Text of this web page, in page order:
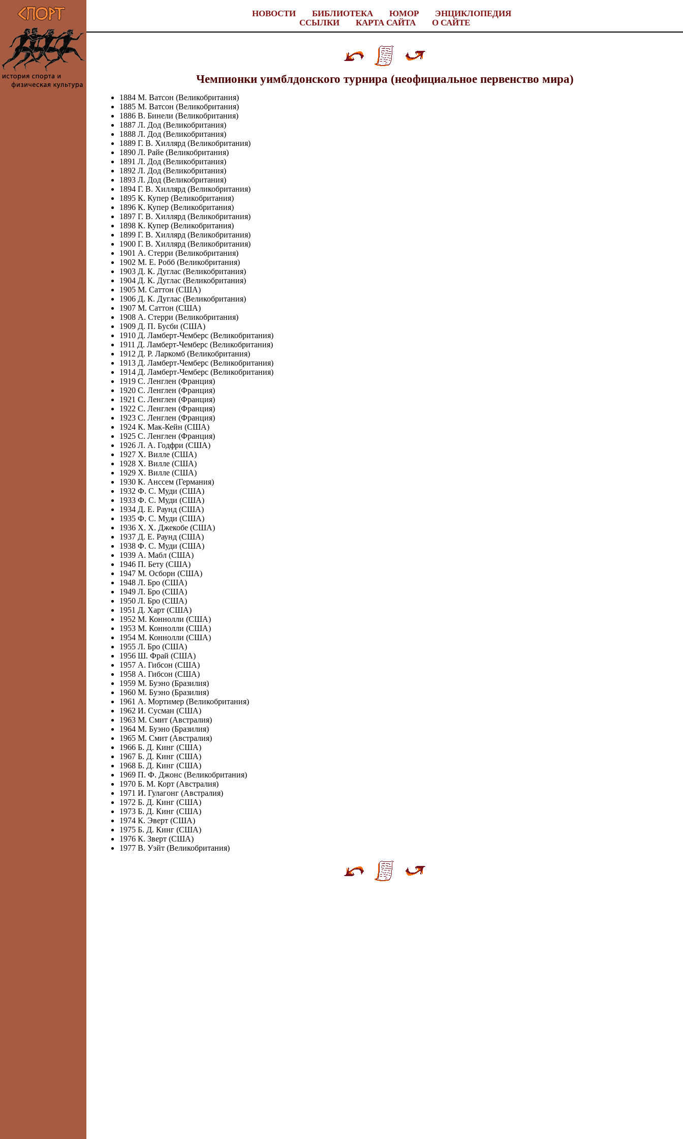
НОВОСТИ БИБЛИОТЕКА ЮМОР
ЭНЦИКЛОПЕДИЯ
ССЫЛКИ
КАРТА САЙТА О САЙТЕ
Чемпионки уимблдонского турнира (неофициальное первенство мира)
1884 М. Ватсон (Великобритания)
1885 М. Ватсон (Великобритания)
1886 В. Бинели (Великобритания)
1887 Л. Дод (Великобритания)
1888 Л. Дод (Великобритания)
1889 Г. В. Хиллярд (Великобритания)
1890 Л. Райе (Великобритания)
1891 Л. Дод (Великобритания)
1892 Л. Дод (Великобритания)
1893 Л. Дод (Великобритания)
1894 Г. В. Хиллярд (Великобритания)
1895 К. Купер (Великобритания)
1896 К. Купер (Великобритания)
1897 Г. В. Хиллярд (Великобритания)
1898 К. Купер (Великобритания)
1899 Г. В. Хиллярд (Великобритания)
1900 Г. В. Хиллярд (Великобритания)
1901 А. Стерри (Великобритания)
1902 М. Е. Робб (Великобритания)
1903 Д. К. Дуглас (Великобритания)
1904 Д. К. Дуглас (Великобритания)
1905 М. Саттон (США)
1906 Д. К. Дуглас (Великобритания)
1907 М. Саттон (США)
1908 А. Стерри (Великобритания)
1909 Д. П. Бусби (США)
1910 Д. Ламберт-Чемберс (Великобритания)
1911 Д. Ламберт-Чемберс (Великобритания)
1912 Д. Р. Ларкомб (Великобритания)
1913 Д. Ламберт-Чемберс (Великобритания)
1914 Д. Ламберт-Чемберс (Великобритания)
1919 С. Ленглен (Франция)
1920 С. Ленглен (Франция)
1921 С. Ленглен (Франция)
1922 С. Ленглен (Франция)
1923 С. Ленглен (Франция)
1924 К. Мак-Кейн (США)
1925 С. Ленглен (Франция)
1926 Л. А. Годфри (США)
1927 X. Вилле (США)
1928 X. Вилле (США)
1929 X. Вилле (США)
1930 К. Анссем (Германия)
1932 Ф. С. Муди (США)
1933 Ф. С. Муди (США)
1934 Д. Е. Раунд (США)
1935 Ф. С. Муди (США)
1936 X. X. Джекобе (США)
1937 Д. Е. Раунд (США)
1938 Ф. С. Муди (США)
1939 А. Мабл (США)
1946 П. Бету (США)
1947 М. Осборн (США)
1948 Л. Бро (США)
1949 Л. Бро (США)
1950 Л. Бро (США)
1951 Д. Харт (США)
1952 М. Коннолли (США)
1953 М. Коннолли (США)
1954 М. Коннолли (США)
1955 Л. Бро (США)
1956 Ш. Фрай (США)
1957 А. Гибсон (США)
1958 А. Гибсон (США)
1959 М. Буэно (Бразилия)
1960 М. Буэно (Бразилия)
1961 А. Мортимер (Великобритания)
1962 И. Сусман (США)
1963 М. Смит (Австралия)
1964 М. Буэно (Бразилия)
1965 М. Смит (Австралия)
1966 Б. Д. Кинг (США)
1967 Б. Д. Кинг (США)
1968 Б. Д. Кинг (США)
1969 П. Ф. Джонс (Великобритания)
1970 Б. М. Корт (Австралия)
1971 И. Гулагонг (Австралия)
1972 Б. Д. Кинг (США)
1973 Б. Д. Кинг (США)
1974 К. Эверт (США)
1975 Б. Д. Кинг (США)
1976 К. Зверт (США)
1977 В. Уэйт (Великобритания)